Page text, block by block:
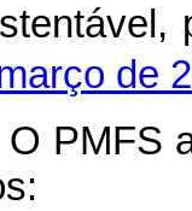
de
PMFS